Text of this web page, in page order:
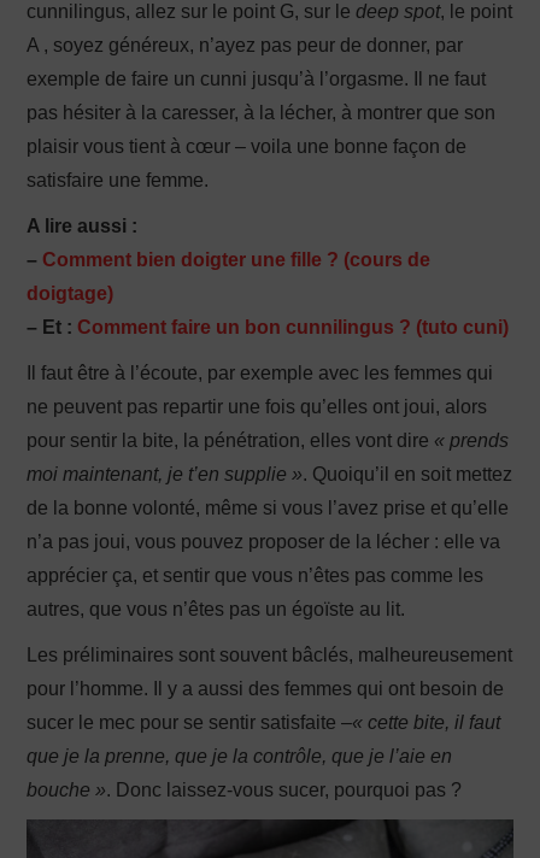
cunnilingus, allez sur le point G, sur ledeep spot, le point
A , soyez généreux, n’ayez pas peur de donner, par
exemple de faire un cunni jusqu’à l’orgasme. Il ne faut
pas hésiter à la caresser, à la lécher, à montrer que son
plaisir vous tient à cœur – voila une bonne façon de
satisfaire une femme.
A lire aussi :
– Comment bien doigter une fille ? (cours de
doigtage)
– Et : Comment faire un bon cunnilingus ? (tuto cuni)
Il faut être à l’écoute, par exemple avec les femmes qui
ne peuvent pas repartir une fois qu’elles ont joui, alors
pour sentir la bite, la pénétration, elles vont dire « prends
moi maintenant, je t’en supplie ». Quoiqu’il en soit mettez
de la bonne volonté, même si vous l’avez prise et qu’elle
n’a pas joui, vous pouvez proposer de la lécher : elle va
apprécier ça, et sentir que vous n’êtes pas comme les
autres, que vous n’êtes pas un égoïste au lit.
Les préliminaires sont souvent bâclés, malheureusement
pour l’homme. Il y a aussi des femmes qui ont besoin de
sucer le mec pour se sentir satisfaite –« cette bite, il faut
que je la prenne, que je la contrôle, que je l’aie en
bouche ». Donc laissez-vous sucer, pourquoi pas ?